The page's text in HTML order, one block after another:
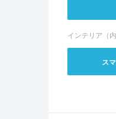
インテリア（内
ス